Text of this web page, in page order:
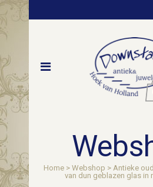
Home > Webshop > Antieke
van dun geblazen glas in